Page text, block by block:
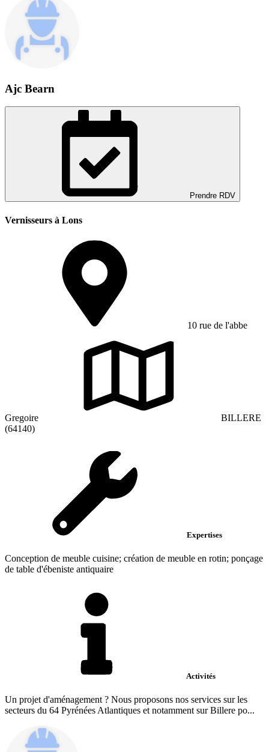
Ajc Bearn
Prendre RDV
Vernisseurs à Lons
10 rue de l'abbe
Gregoire
BILLERE
(64140)
Expertises
Conception de meuble cuisine; création de meuble en rotin; ponçage
de table d'ébeniste antiquaire
Activités
Un projet d'aménagement ? Nous proposons nos services sur les
secteurs du 64 Pyrénées Atlantiques et notamment sur Billere po...